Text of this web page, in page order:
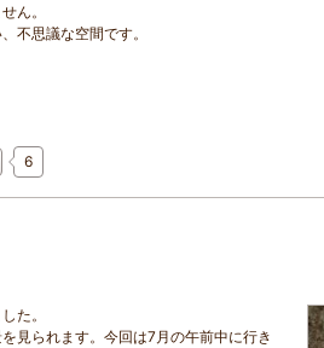
ん。
不思議な空間です。
6
た。
見られます。今回は7月の午前中に行き